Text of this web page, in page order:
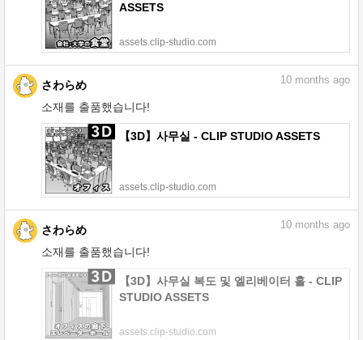
ASSETS
assets.clip-studio.com
さわらめ
소재를 출품했습니다!
10 months ago
【3D】사무실 - CLIP STUDIO ASSETS
assets.clip-studio.com
さわらめ
소재를 출품했습니다!
10 months ago
【3D】사무실 복도 및 엘리베이터 홀 - CLIP
STUDIO ASSETS
assets.clip-studio.com